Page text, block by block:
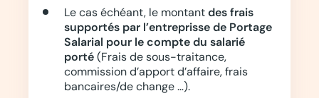
Le cas échéant, le montantdes frais
supportés par l’entreprisse de Portage
Salarial pour le compte du salarié
porté(Frais de sous-traitance,
commission d’apport d’affaire, frais
bancaires/de change …).